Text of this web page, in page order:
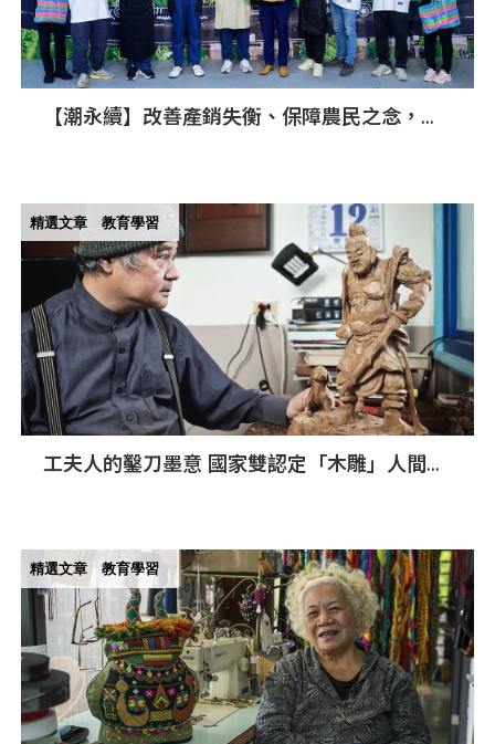
【潮永續】改善產銷失衡、保障農民之念，全
精選文章 教育學習
工夫人的鑿刀墨意 國家雙認定「木雕」人間國
精選文章 教育學習